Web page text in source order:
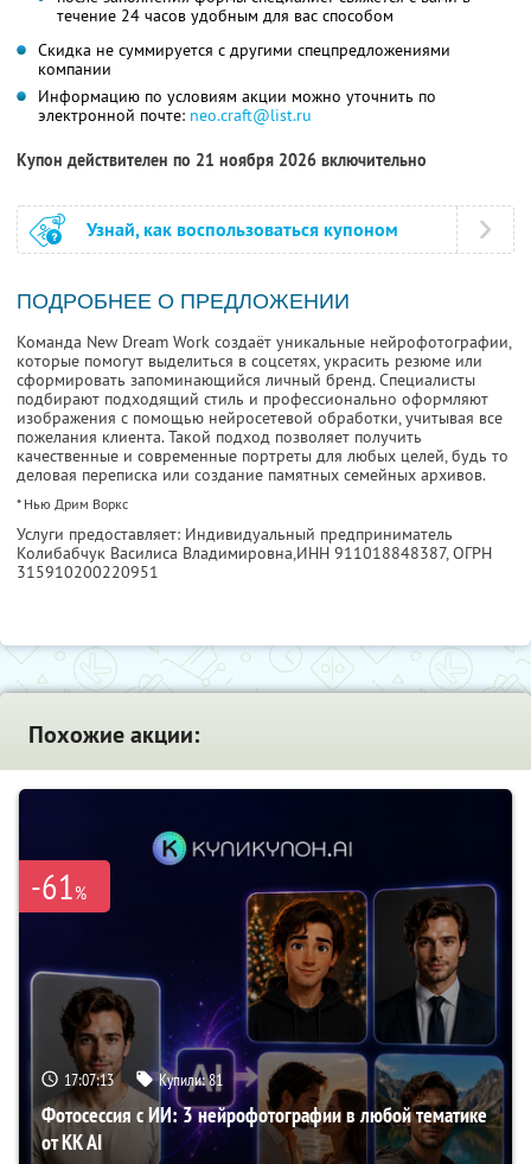
течение 24 часов удобным для вас способом
Скидка не суммируется с другими спецпредложениями
компании
Информацию по условиям акции можно уточнить по
электронной почте: neo.craft@list.ru
Купон действителен по 21 ноября 2026 включительно
Узнай, как воспользоваться купоном
ПОДРОБНЕЕ О ПРЕДЛОЖЕНИИ
Команда New Dream Work создаёт уникальные нейрофотографии,
которые помогут выделиться в соцсетях, украсить резюме или
сформировать запоминающийся личный бренд. Специалисты
подбирают подходящий стиль и профессионально оформляют
изображения с помощью нейросетевой обработки, учитывая все
пожелания клиента. Такой подход позволяет получить
качественные и современные портреты для любых целей, будь то
деловая переписка или создание памятных семейных архивов.
* Нью Дрим Воркс
Услуги предоставляет: Индивидуальный предприниматель
Колибабчук Василиса Владимировна,ИНН 911018848387, ОГРН
315910200220951
Похожие акции:
-61%
17:07:13 Купили:81
Фотосессия с ИИ: 3 нейрофотографии в любой тематике
от KK AI